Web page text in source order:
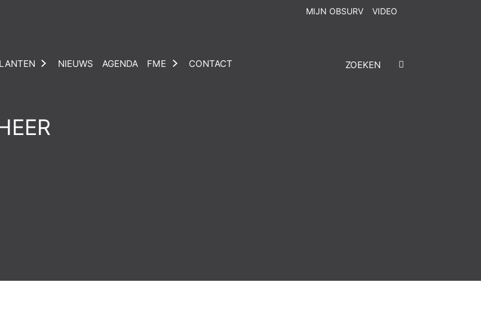
NIEUWS AGENDA FME CONTACT
MIJN OBSURV VIDEO